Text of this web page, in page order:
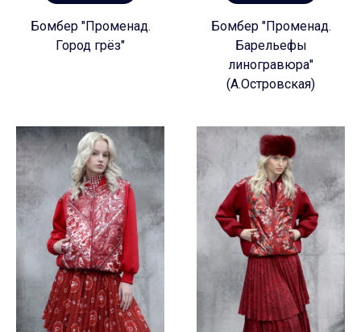
Бомбер "Променад.
Город грёз"
Бомбер "Променад.
Барельефы
линогравюра"
(А.Островская)